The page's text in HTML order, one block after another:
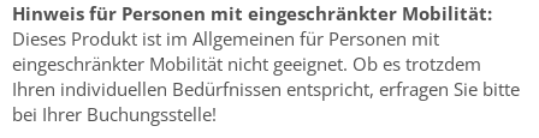
Hinweis für Personen mit eingeschränkter Mobilität:
Dieses Produkt ist im Allgemeinen für Personen mit
eingeschränkter Mobilität nicht geeignet. Ob es trotzdem
Ihren individuellen Bedürfnissen entspricht, erfragen Sie bitte
bei Ihrer Buchungsstelle!